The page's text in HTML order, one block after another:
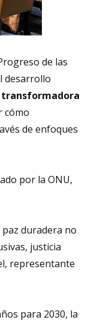
de las
desarrollo
transformadora
cómo
de enfoques
por la ONU,
duradera no
justicia
representante
para 2030, la